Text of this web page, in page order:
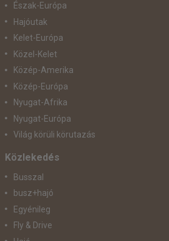
Észak-Európa
Hajóutak
Kelet-Európa
Közel-Kelet
Közép-Amerika
Közép-Európa
Nyugat-Afrika
Nyugat-Európa
Világ körüli körutazás
Közlekedés
Busszal
busz+hajó
Egyénileg
Fly & Drive